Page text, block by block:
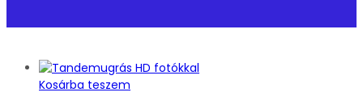
Kosárba teszem